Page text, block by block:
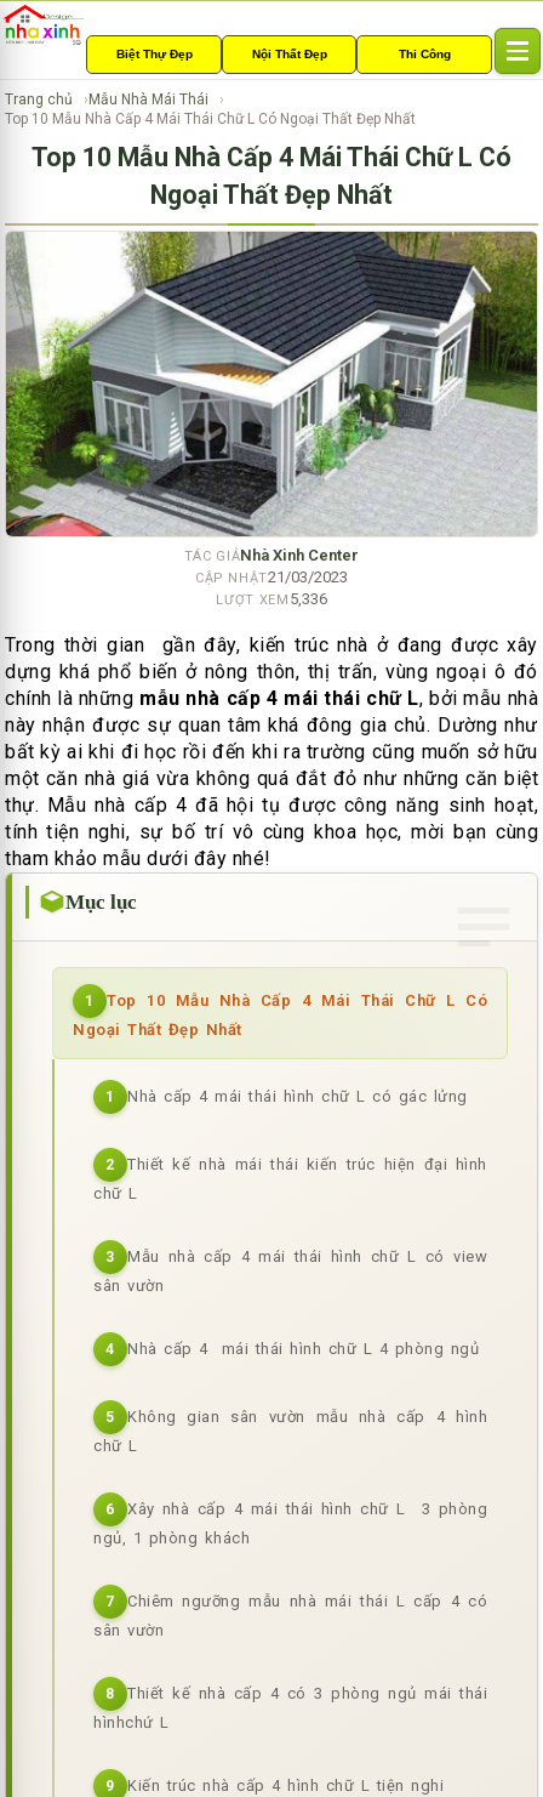
Biệt Thự Đẹp Nội Thất Đẹp Thi Công
l
a
v
i
g
a
t
i
o
n
Trang chủ
Mẫu Nhà Mái Thái
Top 10 Mẫu Nhà Cấp 4 Mái Thái Chữ L Có Ngoại Thất Đẹp Nhất
Top 10 Mẫu Nhà Cấp 4 Mái Thái Chữ L Có
Ngoại Thất Đẹp Nhất
TÁC GIẢNhà Xinh Center
CẬP NHẬT21/03/2023
LƯỢT XEM 5,336
Trong thời gian gần đây, kiến trúc nhà ở đang được xây
dựng khá phổ biến ở nông thôn, thị trấn, vùng ngoại ô đó
chính là những mẫu nhà cấp 4 mái thái chữ L, bởi mẫu nhà
này nhận được sự quan tâm khá đông gia chủ. Dường như
bất kỳ ai khi đi học rồi đến khi ra trường cũng muốn sở hữu
một căn nhà giá vừa không quá đắt đỏ như những căn biệt
thự. Mẫu nhà cấp 4 đã hội tụ được công năng sinh hoạt,
tính tiện nghi, sự bố trí vô cùng khoa học, mời bạn cùng
tham khảo mẫu dưới đây nhé!
Mục lục
1
Top 10 Mẫu Nhà Cấp 4 Mái Thái Chữ L Có
Ngoại Thất Đẹp Nhất
1 Nhà cấp 4 mái thái hình chữ L có gác lửng
2
Thiết kế nhà mái thái kiến trúc hiện đại hình
chữ L
3
Mẫu nhà cấp 4 mái thái hình chữ L có view
sân vườn
4 Nhà cấp 4 mái thái hình chữ L 4 phòng ngủ
5
Không gian sân vườn mẫu nhà cấp 4 hình
chữ L
6
Xây nhà cấp 4 mái thái hình chữ L 3 phòng
ngủ, 1 phòng khách
7
Chiêm ngưỡng mẫu nhà mái thái L cấp 4 có
sân vườn
8
Thiết kế nhà cấp 4 có 3 phòng ngủ mái thái
hìnhchứ L
9 Kiến trúc nhà cấp 4 hình chữ L tiện nghi